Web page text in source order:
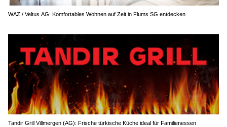
WAZ / Veltus AG: Komfortables Wohnen auf Zeit in Flums SG entdecken
Tandir Grill Villmergen (AG): Frische türkische Küche ideal für Familienessen